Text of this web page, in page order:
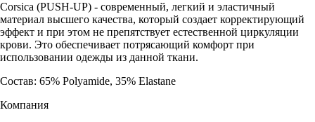
Corsica (PUSH-UP) - современный, легкий и эластичный
материал высшего качества, который создает корректирующий
эффект и при этом не препятствует естественной циркуляции
крови. Это обеспечивает потрясающий комфорт при
использовании одежды из данной ткани.
Состав: 65% Polyamide, 35% Elastane
Компания